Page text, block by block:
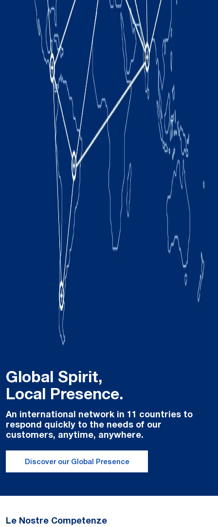
Global Spirit,
Local Presence.
An international network in 11 countries to
respond quickly to the needs of our
customers, anytime, anywhere.
Discover our Global Presence
Le Nostre Competenze